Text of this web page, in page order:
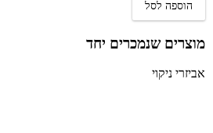
מקל
הוספה לסל
מוצרים שנמכרים יחד
אביזרי ניקוי